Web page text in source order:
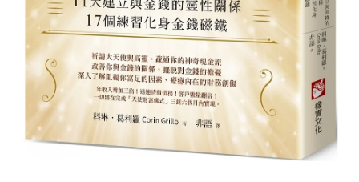
Заправка кондиционеров
Монтаж и установка кондиционеров
Монтаж промышленных и полупромышленных
кондиционеров